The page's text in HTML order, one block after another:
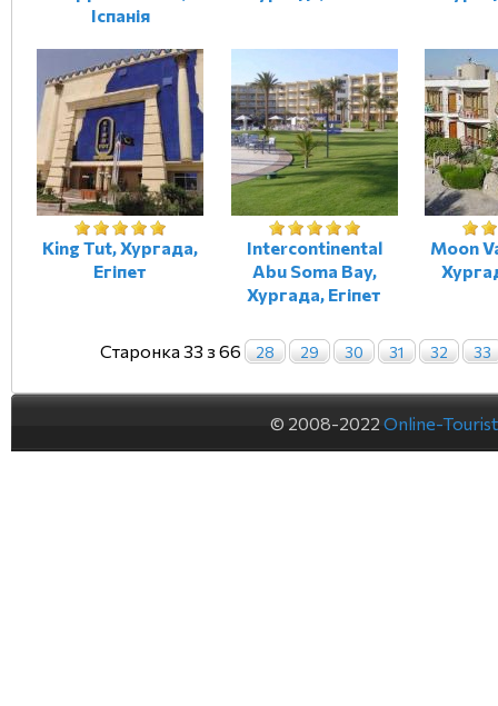
Іспанія
King Tut, Хургада,
Егіпет
Intercontinental
Abu Soma Bay,
Хургада, Егіпет
Moon
Старонка 33 з 66 28 29 30 31 32 33
© 2008-2022 Online-